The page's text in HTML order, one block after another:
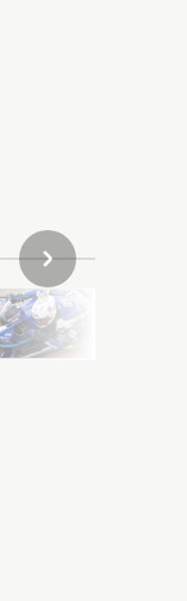
ARTICLE DE LA